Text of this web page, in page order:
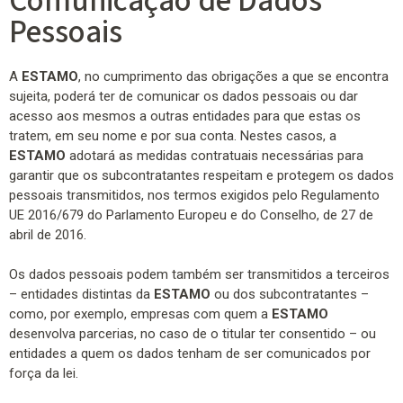
Pessoais
A ESTAMO, no cumprimento das obrigações a que se encontra
sujeita, poderá ter de comunicar os dados pessoais ou dar
acesso aos mesmos a outras entidades para que estas os
tratem, em seu nome e por sua conta. Nestes casos, a
ESTAMO adotará as medidas contratuais necessárias para
garantir que os subcontratantes respeitam e protegem os dados
pessoais transmitidos, nos termos exigidos pelo Regulamento
UE 2016/679 do Parlamento Europeu e do Conselho, de 27 de
abril de 2016.
Os dados pessoais podem também ser transmitidos a terceiros
– entidades distintas da ESTAMO ou dos subcontratantes –
como, por exemplo, empresas com quem a ESTAMO
desenvolva parcerias, no caso de o titular ter consentido – ou
entidades a quem os dados tenham de ser comunicados por
força da lei.